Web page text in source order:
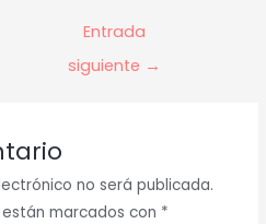
Entrada
siguiente →
no será publicada.
marcados con *